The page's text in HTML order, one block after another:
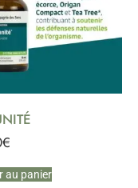
€
au panier